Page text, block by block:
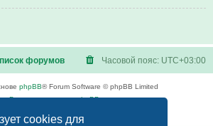
cookies для
форумов Часовой пояс: UTC+03:00
phpBB® Forum Software © phpBB Limited
Русская поддержка phpBB